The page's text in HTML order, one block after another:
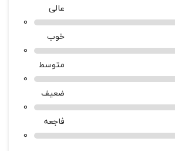
عالی
0
خوب
0
متوسط
0
ضعیف
0
فاجعه
0